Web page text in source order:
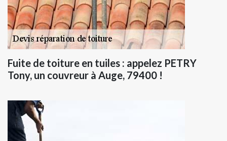
Fuite de toiture en tuiles : appelez PETRY
Tony, un couvreur à Auge, 79400 !